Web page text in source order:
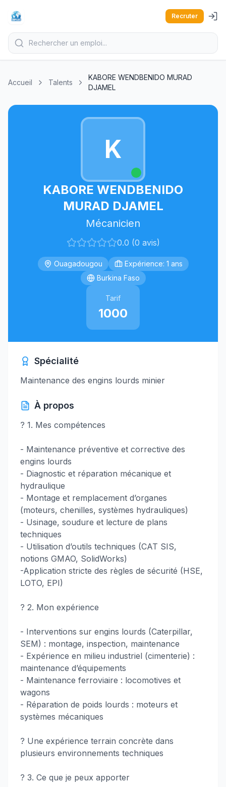
Recruter
Accueil Talents
KABORE WENDBENIDO MURAD
DJAMEL
K
KABORE WENDBENIDO
MURAD DJAMEL
Mécanicien
0.0 (0 avis)
Ouagadougou
Expérience: 1 ans
Burkina Faso
Tarif
1000
Spécialité
Maintenance des engins lourds minier
À propos
? 1. Mes compétences
- Maintenance préventive et corrective des
engins lourds
- Diagnostic et réparation mécanique et
hydraulique
- Montage et remplacement d’organes
(moteurs, chenilles, systèmes hydrauliques)
- Usinage, soudure et lecture de plans
techniques
- Utilisation d’outils techniques (CAT SIS,
notions GMAO, SolidWorks)
-Application stricte des règles de sécurité (HSE,
LOTO, EPI)
?️ 2. Mon expérience
- Interventions sur engins lourds (Caterpillar,
SEM) : montage, inspection, maintenance
- Expérience en milieu industriel (cimenterie) :
maintenance d’équipements
- Maintenance ferroviaire : locomotives et
wagons
- Réparation de poids lourds : moteurs et
systèmes mécaniques
? Une expérience terrain concrète dans
plusieurs environnements techniques
? 3. Ce que je peux apporter